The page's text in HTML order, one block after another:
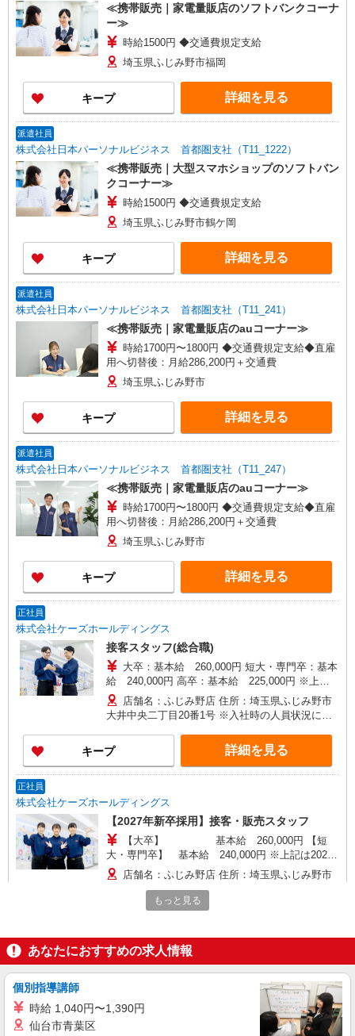
≪携帯販売｜家電量販店のソフトバンクコーナ
ー≫
時給1500円 ◆交通費規定支給
埼玉県ふじみ野市福岡
キープ 詳細を見る
派遣社員
株式会社日本パーソナルビジネス 首都圏支社（T11_1222）
≪携帯販売｜大型スマホショップのソフトバン
クコーナー≫
時給1500円 ◆交通費規定支給
埼玉県ふじみ野市鶴ケ岡
キープ 詳細を見る
派遣社員
株式会社日本パーソナルビジネス 首都圏支社（T11_241）
≪携帯販売｜家電量販店のauコーナー≫
時給1700円〜1800円 ◆交通費規定支給◆直雇
用へ切替後：月給286,200円＋交通費
埼玉県ふじみ野市
キープ 詳細を見る
派遣社員
株式会社日本パーソナルビジネス 首都圏支社（T11_247）
≪携帯販売｜家電量販店のauコーナー≫
時給1700円〜1800円 ◆交通費規定支給◆直雇
用へ切替後：月給286,200円＋交通費
埼玉県ふじみ野市
キープ 詳細を見る
正社員
株式会社ケーズホールディングス
接客スタッフ(総合職)
大卒：基本給 260,000円 短大・専門卒：基本
給 240,000円 高卒：基本給 225,000円 ※上記
は2026年4月実績。 ※経験・年齢などを考慮し、
加給・優遇いたします。 ・各種手当 役職、通勤、
時間外、家族、目標達成、資格 等
店舗名：ふじみ野店 住所：埼玉県ふじみ野市
大井中央二丁目20番1号 ※入社時の人員状況によ
す。 ※入社数年後は、関東全域（茨城県、東京
都、千葉県、埼玉県、神奈川県、栃木県、群馬
県）及び山梨県内での転居を伴う転勤がありま
キープ 詳細を見る
正社員
株式会社ケーズホールディングス
【2027年新卒採用】接客・販売スタッフ
【大卒】 基本給 260,000円 【短
大・専門卒】 基本給 240,000円 ※上記は2026
年4月実績。 ・各種手当 役職、通勤、時間外、家
族、目標達成、資格 等
※平
店舗名：ふじみ野店 住所：埼玉県ふじみ野市
大井中央二丁目20番1号 ※入社後は必ず、通勤圏
内の店舗へ配属 ※入社時の人員状況により、近隣
県、埼玉県、神奈川県、栃木県、群馬県）及び山
梨県内での転居を伴う転勤があります。
パート
ケーズデンキ ふじみ野店
携帯電話販売・アドバイザースタッフ
時給1,800円 ★上記時給は入社月含め最大3ヶ
月間として、それ以降は 1,600円の時給となり
もっと見る
あなたにおすすめの求人情報
個別指導講師
時給 1,040円〜1,390円
仙台市青葉区